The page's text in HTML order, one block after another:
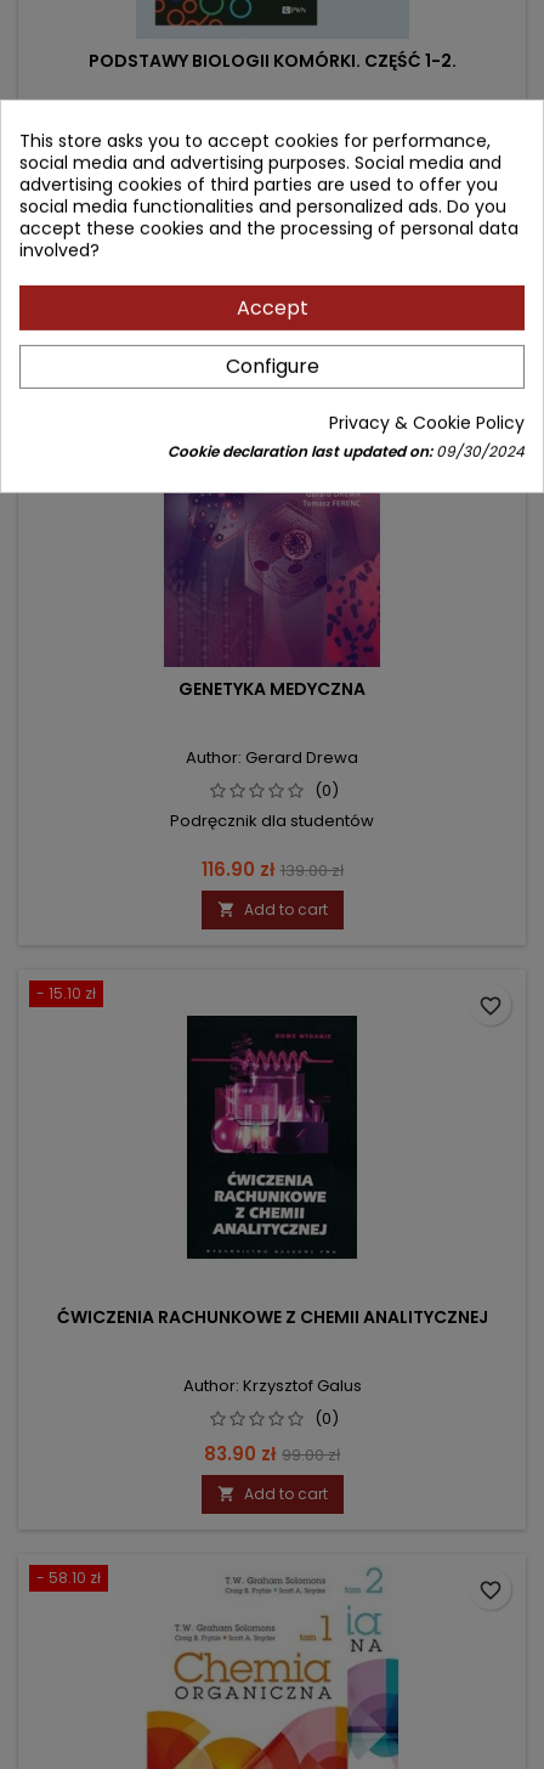
PODSTAWY BIOLOGII KOMÓRKI. CZĘŚĆ 1-2.
Author: Bruce Alberts
(0)
komplet
Price
259.90 zł Regular
 Add to cart
GENETYKA MEDYCZNA
Author: Gerard Drewa
(0)
Podręcznik dla studentów
Price
116.90 zł Regular
price
139.00 zł
 Add to cart
- 15.10 zł
ĆWICZENIA RACHUNKOWE Z CHEMII ANALITYCZNEJ
Author: Krzysztof Galus
(0)
Price
83.90 zł Regular
price
99.00 zł
 Add to cart
favorite_border
- 58.10 zł
favorite_border
This store asks you to accept cookies for performance,
social media and advertising purposes. Social media and
advertising cookies of third parties are used to offer you
social media functionalities and personalized ads. Do you
accept these cookies and the processing of personal data
involved?
Accept
Configure
Privacy & Cookie Policy
Cookie declaration last updated on:09/30/2024